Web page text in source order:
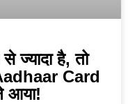
ज्यादा है, तो
Card
आया!